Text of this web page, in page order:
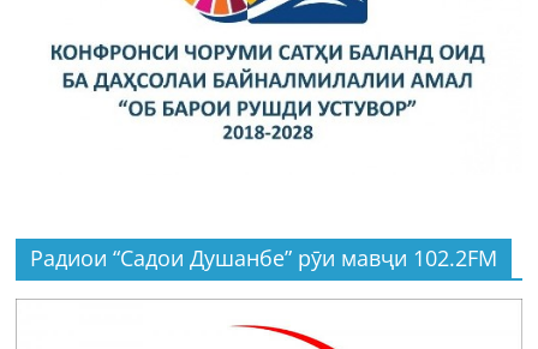
Радиои “Садои Душанбе” рӯи мавҷи 102.2FM